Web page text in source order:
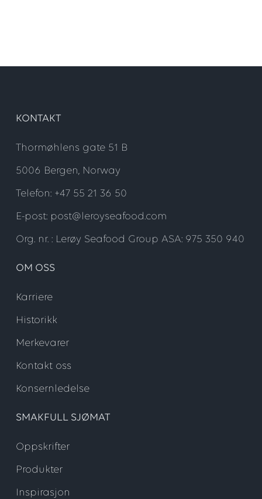
KONTAKT
Thormøhlens gate 51 B
5006 Bergen, Norway
Telefon: +47 55 21 36 50
E-post: post@leroyseafood.com
Org. nr. : Lerøy Seafood Group ASA: 975 350 940
OM OSS
Karriere
Historikk
Merkevarer
Kontakt oss
Konsernledelse
SMAKFULL SJØMAT
Oppskrifter
Produkter
Inspirasjon